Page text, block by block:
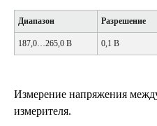
Диапазон Разрешение
187,0…265,0 В 0,1 В
Измерение напряжения
измерителя.